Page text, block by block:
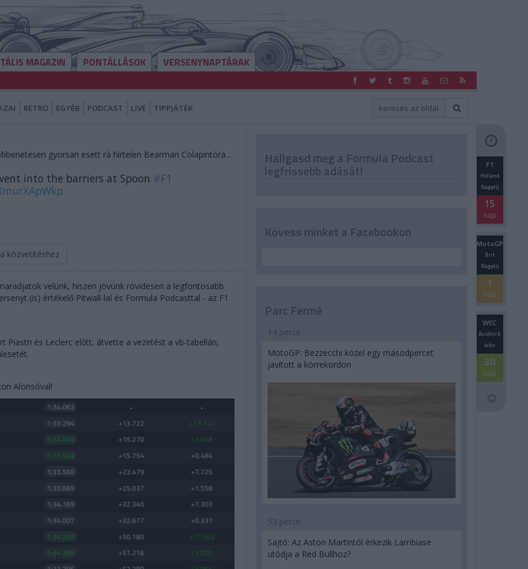
MAGAZIN PONTÁLLÁSOK VERSENYNAPTÁRAK
RETRO EGYÉB PODCAST LIVE TIPPJÁTÉK
gyorsan esett rá hirtelen Bearman Colapintóra...
into the barriers at Spoon #F1
közvetítéshez
velünk, hiszen jövünk rövidesen a legfontosabb
(is) értékelő Pitwall-lal és Formula Podcasttal - az F1
Piastri és Leclerc előtt, átvette a vezetést a vb-tabellán,
Alonsóval!
Hallgasd meg a Formula Podcast
legfrissebb adását! F1
Holland
Nagydíj
15
nap
MotoGP
Brit
Nagydíj
1
nap
WEC
Austini 6
órás
30
nap
Kövess minket a Facebookon
Parc Fermé
14 perce
MotoGP: Bezzecchi közel egy másodpercet
javított a körrekordon
53 perce
Sajtó: Az Aston Martintól érkezik Lambiase
utódja a Red Bullhoz?